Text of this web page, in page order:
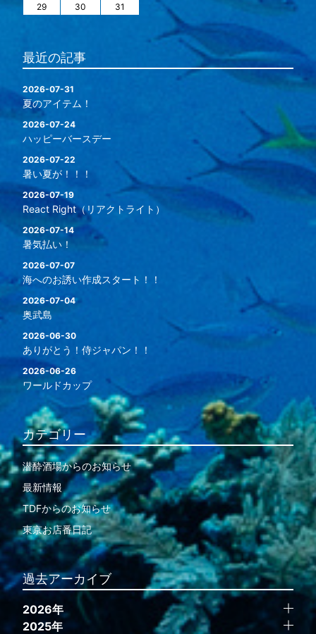
29
30 31
最近の記事
2026-07-31
夏のアイテム！
2026-07-24
ハッピーバースデー
2026-07-22
暑い夏が！！！
2026-07-19
React Right（リアクトライト）
2026-07-14
暑気払い！
2026-07-07
海へのお誘い作成スタート！！
2026-07-04
奥武島
2026-06-30
ありがとう！侍ジャパン！！
2026-06-26
ワールドカップ
カテゴリー
潜酔酒場からのお知らせ
最新情報
TDFからのお知らせ
東京お店番日記
過去アーカイブ
2026年
2025年